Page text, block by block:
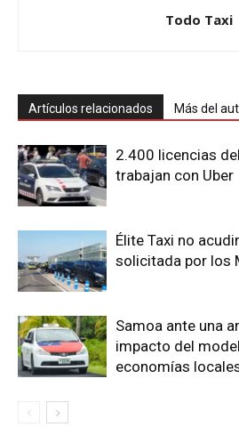
Todo Taxi
Artículos relacionados Más del
2.400 licencias
trabajan con Uber
Élite Taxi no
solicitada por los
Samoa ante una
impacto del
economías